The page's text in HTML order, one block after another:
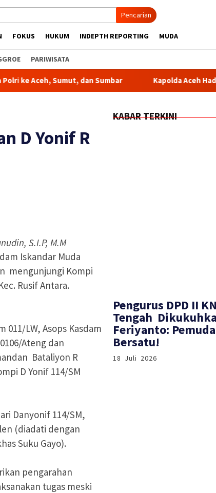
Pencarian
FOKUS HUKUM INDEPTH REPORTING MUDA
PARIWISATA
dan Sumbar Kapolda Aceh Hadiri Peresmian
D Yonif R
S.I.P, M.M
Iskandar Muda
mengunjungi Kompi
Rusif Antara.
011/LW, Asops Kasdam
Ateng dan
Bataliyon R
D Yonif 114/SM
Danyonif 114/SM,
(diadati dengan
Suku Gayo).
pengarahan
tugas meski
KABAR TERKINI
‎Pengurus DPD II
Tengah
Feriyanto:
Bersatu!
18 Juli 2026